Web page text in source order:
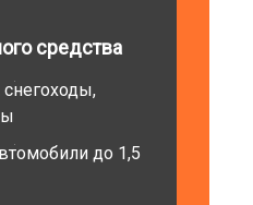
средства
до 1,5